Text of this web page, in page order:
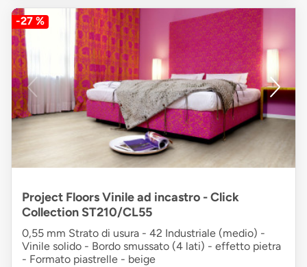
-27 %
Project Floors Vinile ad incastro - Click
Collection ST210/CL55
0,55 mm Strato di usura - 42 Industriale (medio) -
Vinile solido - Bordo smussato (4 lati) - effetto pietra
- Formato piastrelle - beige